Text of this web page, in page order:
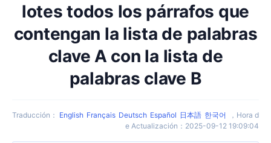
lotes todos los párrafos que
contengan la lista de palabras
clave A con la lista de
palabras clave B
Traducción ： English Français Deutsch Español 日本語 한국어 ， Hora d
e Actualización ： 2025-09-12 19:09:04